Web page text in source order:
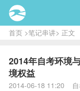
首页>笔记串讲> 正文
2014年自考环境
境权益
2014-06-18 11:20 自